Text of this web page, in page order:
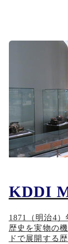
KDDI
1871（明治4
歴史を実物の
ドで展開する
新規ウィンドウ